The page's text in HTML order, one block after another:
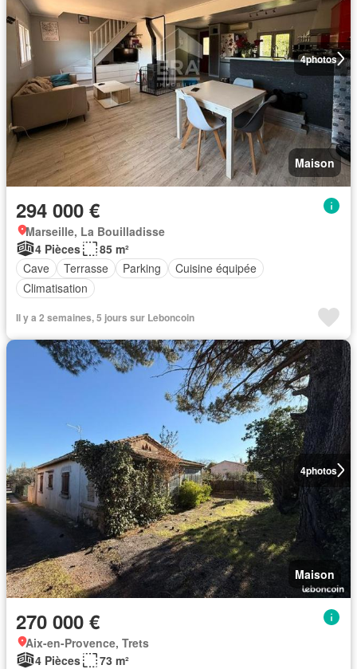
4photos
Maison
294 000 €
Marseille, La Bouilladisse
4 Pièces
85 m²
Cave
Terrasse Parking
Cuisine équipée
Climatisation
Il y a 2 semaines, 5 jours sur Leboncoin
4photos
Maison
270 000 €
Aix-en-Provence, Trets
4 Pièces
73 m²